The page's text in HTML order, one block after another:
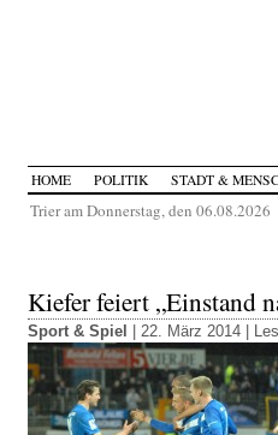
HOME POLITIK STADT &
Trier am Donnerstag, den 06.08.2026
Kiefer feiert „Einstand
Sport & Spiel | 22. März 2014 |